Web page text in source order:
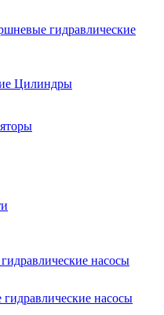
гидравлические
Цилиндры
насосы
насосы